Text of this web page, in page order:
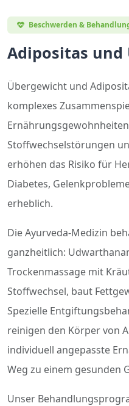
Beschwerden &
Adipositas
Übergewicht und
komplexes
Stoffwechselstörungen
erhöhen das Risiko für
Diabetes,
erheblich.
Die Ayurveda-Medizin
ganzheitlich:
Trockenmassage mit
Stoffwechsel, baut
Spezielle
reinigen den Körper von
individuell angepasste
Weg zu einem gesunden
Unser